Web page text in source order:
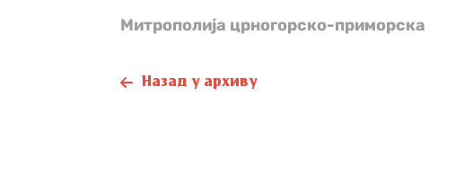
Митрополијa црногорско-приморскa
Назад у архиву